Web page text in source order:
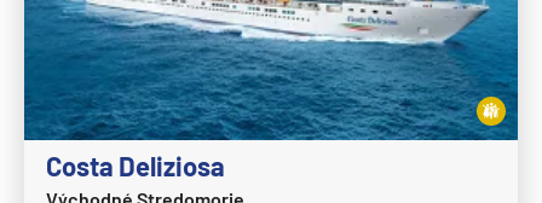
Costa Deliziosa